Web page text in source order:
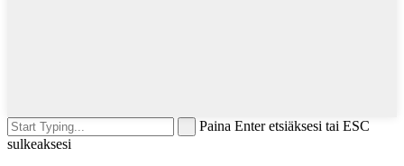
Paina Enter etsiäksesi tai ESC
sulkeaksesi